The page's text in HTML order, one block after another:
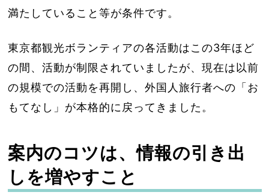
満たしていること等が条件です。
東京都観光ボランティアの各活動はこの3年ほど
の間、活動が制限されていましたが、現在は以前
の規模での活動を再開し、外国人旅行者への「お
もてなし」が本格的に戻ってきました。
案内のコツは、情報の引き出
しを増やすこと